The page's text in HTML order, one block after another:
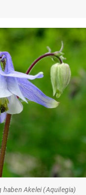
Akelei (Aquilegia)